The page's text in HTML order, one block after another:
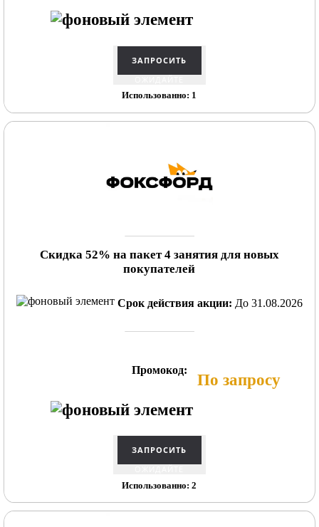
Использованно: 1
Скидка 52% на пакет 4 занятия для новых
покупателей
Срок действия акции: До 31.08.2026
Промокод:
По запросу
Использованно: 2